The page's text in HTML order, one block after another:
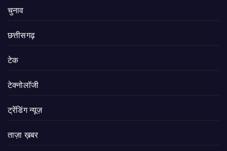
चुनाव
छत्तीसगढ़
टेक
टेक्नोलॉजी
ट्रेंडिंग न्यूज़
ताज़ा ख़बर